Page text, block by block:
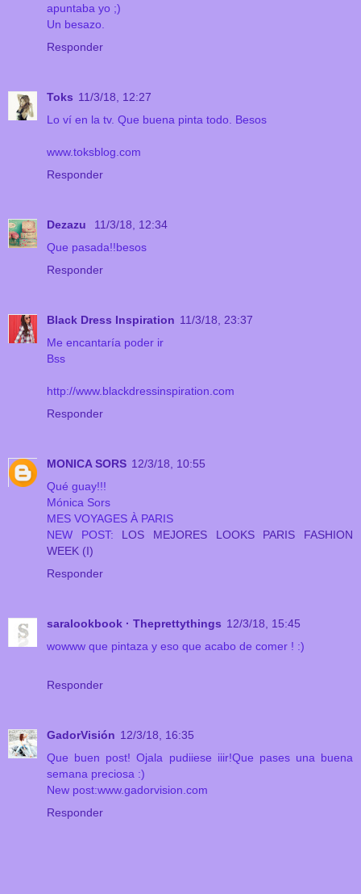
apuntaba yo ;)
Un besazo.
Responder
Toks 11/3/18, 12:27
Lo ví en la tv. Que buena pinta todo. Besos
www.toksblog.com
Responder
Dezazu
11/3/18, 12:34
Que pasada!!besos
Responder
Black Dress Inspiration 11/3/18, 23:37
Me encantaría poder ir
Bss
http://www.blackdressinspiration.com
Responder
MONICA SORS 12/3/18, 10:55
Qué guay!!!
Mónica Sors
MES VOYAGES À PARIS
NEW POST: LOS MEJORES LOOKS PARIS FASHION
WEEK (I)
Responder
saralookbook · Theprettythings 12/3/18, 15:45
wowww que pintaza y eso que acabo de comer ! :)
Responder
GadorVisión 12/3/18, 16:35
Que buen post! Ojala pudiiese iiir!Que pases una buena
semana preciosa :)
New post:www.gadorvision.com
Responder